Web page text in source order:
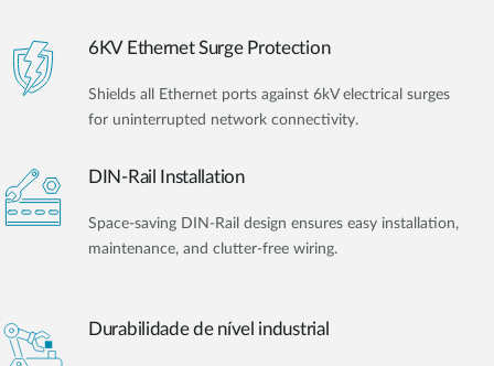
6KV Ethernet Surge Protection
Shields all Ethernet ports against 6kV electrical surges
for uninterrupted network connectivity.
DIN-Rail Installation
Space-saving DIN-Rail design ensures easy installation,
maintenance, and clutter-free wiring.
Durabilidade de nível industrial